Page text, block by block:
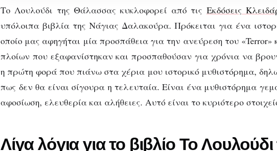
ΒΙΒΛΊΟ ΒΙΒΛΙΟΠΑΡΟΥΣΙΆΣΕΙΣ
της
Νάγιας
Δαλακούρα
Το Λουλούδι της Θάλασσας κυκλοφορεί από τις Εκδόσεις
υπόλοιπα βιβλία της Νάγιας Δαλακούρα. Πρόκειται για ένα
οποίο μας αφηγήται μία προσπάθεια για την ανεύρεση του «Terror»
πλοίων που εξαφανίστηκαν και προσπαθούσαν για χρόνια να
η πρώτη φορά που πιάνω στα χέρια μου ιστορικό μυθιστόρημα,
πως δεν θα είναι σίγουρα η τελευταία. Είναι ένα μυθιστόρημα
αφοσίωση, ελευθερία και αλήθειες. Αυτό είναι το κυριότερο
Λίγα λόγια για το βιβλίο Το Λουλούδι